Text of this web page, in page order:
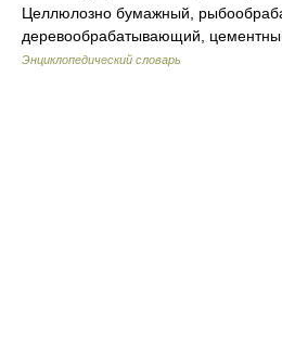
Целлюлозно бумажный,
деревообрабатывающий,
Энциклопедический словарь